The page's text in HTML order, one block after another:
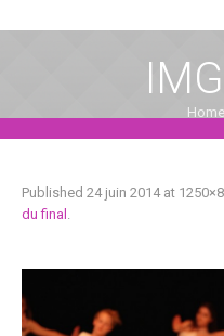
Home
Published 24 juin 2014at
du final .